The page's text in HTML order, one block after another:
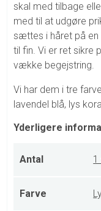
skal med tilbage
med til at udgøre
sættes i håret på
til fin. Vi er ret sikre
vække begejstring.
Vi har dem i tre
lavendel blå, lys
Yderligere
Antal 1
Farve